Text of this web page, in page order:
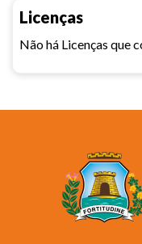
Licenças
Não há Licenças que